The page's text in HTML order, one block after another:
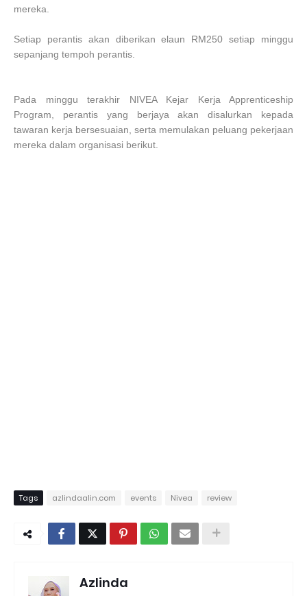
mereka.
Setiap perantis akan diberikan elaun RM250 setiap minggu
sepanjang tempoh perantis.
Pada minggu terakhir NIVEA Kejar Kerja Apprenticeship
Program, perantis yang berjaya akan disalurkan kepada
tawaran kerja bersesuaian, serta memulakan peluang pekerjaan
mereka dalam organisasi berikut.
Tags azlindaalin.com events Nivea review
Azlinda